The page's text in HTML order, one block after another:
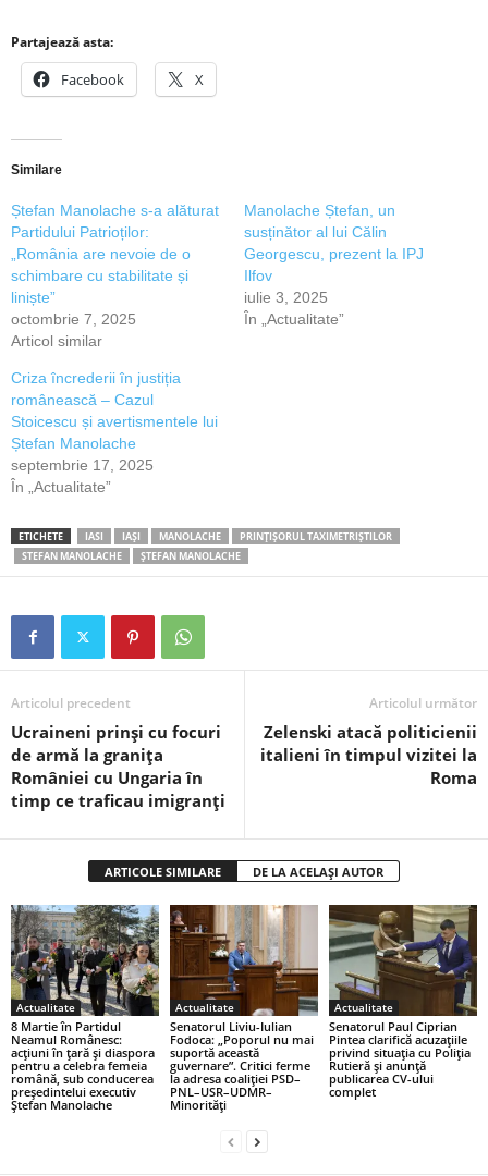
Partajează asta:
Facebook X
Similare
Ștefan Manolache s-a alăturat
Partidului Patrioților:
„România are nevoie de o
schimbare cu stabilitate și
liniște”
octombrie 7, 2025
Articol similar
Manolache Ștefan, un
susținător al lui Călin
Georgescu, prezent la IPJ
Ilfov
iulie 3, 2025
În „Actualitate”
Criza încrederii în justiția
românească – Cazul
Stoicescu și avertismentele lui
Ștefan Manolache
septembrie 17, 2025
În „Actualitate”
ETICHETE IASI IAȘI MANOLACHE
PRINȚIȘORUL TAXIMETRIȘTILOR
STEFAN MANOLACHE
ȘTEFAN MANOLACHE
Articolul precedent
Ucraineni prinși cu focuri
de armă la granița
României cu Ungaria în
timp ce traficau imigranți
Articolul următor
Zelenski atacă politicienii
italieni în timpul vizitei la
Roma
ARTICOLE SIMILARE DE LA ACELAȘI AUTOR
Actualitate
8 Martie în Partidul
Neamul Românesc:
acțiuni în țară și diaspora
pentru a celebra femeia
română, sub conducerea
președintelui executiv
Ștefan Manolache
Actualitate
Senatorul Liviu-Iulian
Fodoca: „Poporul nu mai
suportă această
guvernare”. Critici ferme
la adresa coaliției PSD–
PNL–USR–UDMR–
Minorități
Actualitate
Senatorul Paul Ciprian
Pintea clarifică acuzațiile
privind situația cu Poliția
Rutieră și anunță
publicarea CV-ului
complet